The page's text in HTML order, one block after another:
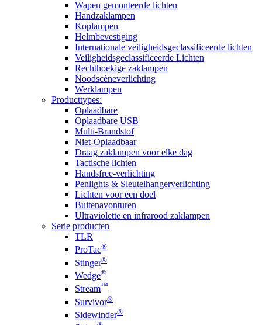
Wapen gemonteerde lichten
Handzaklampen
Koplampen
Helmbevestiging
Internationale veiligheidsgeclassificeerde lichten
Veiligheidsgeclassificeerde Lichten
Rechthoekige zaklampen
Noodscèneverlichting
Werklampen
Producttypes:
Oplaadbare
Oplaadbare USB
Multi-Brandstof
Niet-Oplaadbaar
Draag zaklampen voor elke dag
Tactische lichten
Handsfree-verlichting
Penlights & Sleutelhangerverlichting
Lichten voor een doel
Buitenavonturen
Ultraviolette en infrarood zaklampen
Serie producten
TLR
ProTac®
Stinger®
Wedge®
Stream™
Survivor®
Sidewinder®